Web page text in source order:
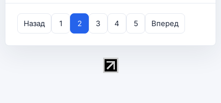
Назад 1 2 3 4 5 Вперед